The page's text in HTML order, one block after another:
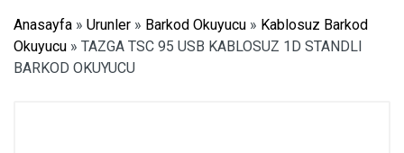
Anasayfa » Urunler » Barkod Okuyucu » Kablosuz Barkod
Okuyucu » TAZGA TSC 95 USB KABLOSUZ 1D STANDLI
BARKOD OKUYUCU